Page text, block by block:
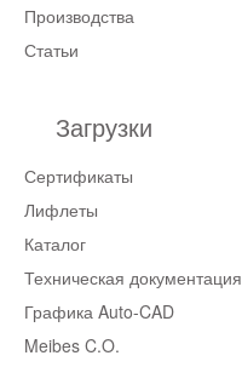
Производства
Статьи
Загрузки
Сертификаты
Лифлеты
Каталог
Техническая документация
Графика Auto-CAD
Meibes C.O.